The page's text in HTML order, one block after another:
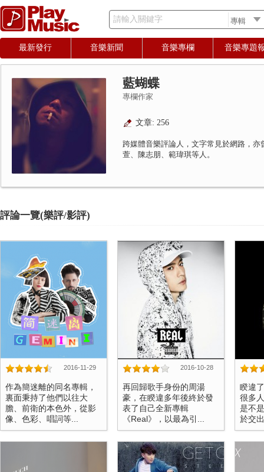
請輸入關鍵字
最新發行 音樂新聞 音樂專欄 音樂專題
藍蝴蝶
專欄作家
文章: 256
跨媒體音樂評論人，文字常見於網路，
萱、陳志朋、範瑋琪等人。
評論一覽(樂評/影評)
2016-11-29
作為簡迷離的同名專輯，
裏面秉持了他們以往大
膽、前衛的本色外，從影
像、色彩、唱詞等...
2016-10-28
再回歸歌手身份的周湯
豪，在睽違多年後終於發
表了自己全新專輯
《Real》，以最為引...
睽違
很多
是不
於交